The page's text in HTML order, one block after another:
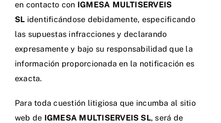
en contacto con IGMESA MULTISERVEIS
SL identificándose debidamente, especificando
las supuestas infracciones y declarando
expresamente y bajo su responsabilidad que la
información proporcionada en la notificación es
exacta.
Para toda cuestión litigiosa que incumba al sitio
web de IGMESA MULTISERVEIS SL, será de